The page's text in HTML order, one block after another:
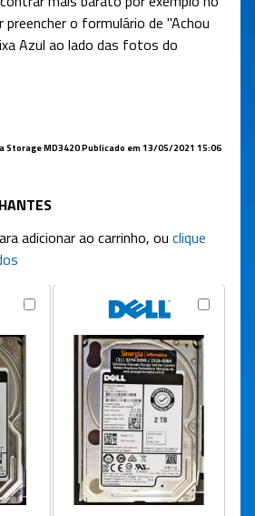
o formulário de "Achou
Azul ao lado das fotos do
Storage MD3420 Publicado em 13/05/2021 15:06
adicionar ao carrinho, ou clique